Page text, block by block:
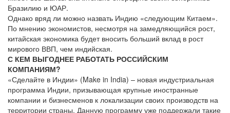
Бразилию и ЮАР.
Однако вряд ли можно назвать Индию «следующим Китаем».
По мнению экономистов, несмотря на замедляющийся рост,
китайская экономика будет вносить больший вклад в рост
мирового ВВП, чем индийская.
С КЕМ ВЫГОДНЕЕ РАБОТАТЬ РОССИЙСКИМ
КОМПАНИЯМ?
«Сделайте в Индии» (Make in India) – новая индустриальная
программа Индии, призывающая крупные иностранные
компании и бизнесменов к локализации своих производств на
территории страны. Данную программу уже поддержали такие